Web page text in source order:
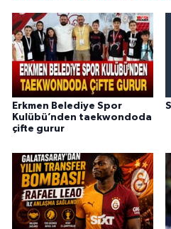
Erkmen Belediye Spor
Kulübü’nden taekwondoda
çifte gurur